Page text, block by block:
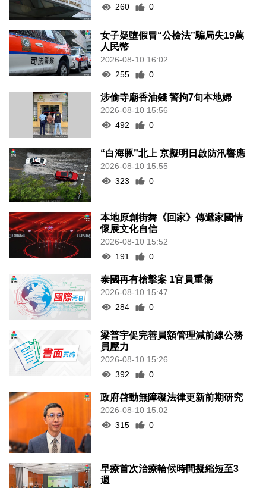
260
0
女子疑墮假冒“公檢法”騙局失19萬
人民幣
2026-08-10 16:02
255
0
涉偷寺廟香油錢 警拘7旬本地婦
2026-08-10 15:56
492
0
“白海豚”北上 京擬明日啟防汛響應
2026-08-10 15:55
323
0
本地原創街舞《回家》傳遞家國情
懷展文化自信
2026-08-10 15:52
191
0
泰國再有槍擊案 1官員重傷
2026-08-10 15:47
284
0
梁普宇促完善員額管理減前線公務
員壓力
2026-08-10 15:26
392
0
政府啓動無障礙法律更新前期研究
2026-08-10 15:02
315
0
早療首次治療輪候時間擬縮短至3
週